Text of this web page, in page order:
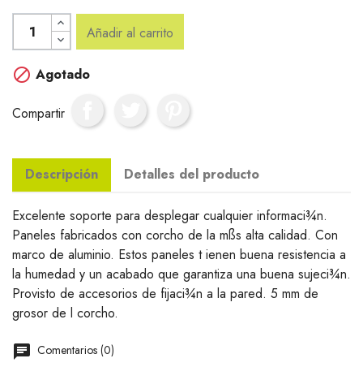
Añadir al carrito
 Agotado
Compartir
Descripción Detalles del producto
Excelente soporte para desplegar cualquier informaci¾n.
Paneles fabricados con corcho de la mßs alta calidad. Con
marco de aluminio. Estos paneles t ienen buena resistencia a
la humedad y un acabado que garantiza una buena sujeci¾n.
Provisto de accesorios de fijaci¾n a la pared. 5 mm de
grosor de l corcho.
Comentarios (0)